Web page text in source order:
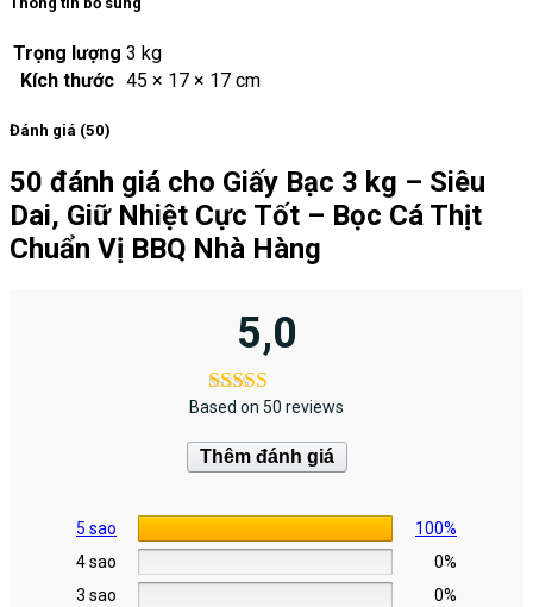
Trọng lượng 3 kg
Kích thước 45 × 17 × 17 cm
Đánh giá (50)
50 đánh giá cho Giấy Bạc 3 kg – Siêu
Dai, Giữ Nhiệt Cực Tốt – Bọc Cá Thịt
Chuẩn Vị BBQ Nhà Hàng
5,0
Based on 50 reviews
Thêm đánh giá
5 sao
100%
4 sao
0%
3 sao
0%